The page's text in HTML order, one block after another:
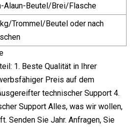
Alaun-Beutel/Brei/Flasche
Trommel/Beutel oder nach
1. Beste Qualität in Ihrer
Preis auf dem
technischer Support 4.
Support Alles, was wir wollen,
Senden Sie Jahr. Anfragen, Sie